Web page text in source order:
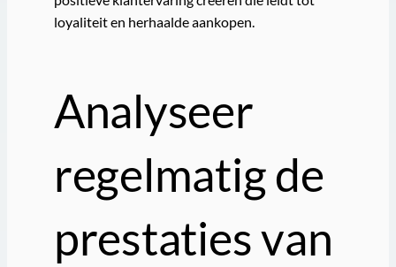
loyaliteit en herhaalde aankopen.
Analyseer
regelmatig de
prestaties van